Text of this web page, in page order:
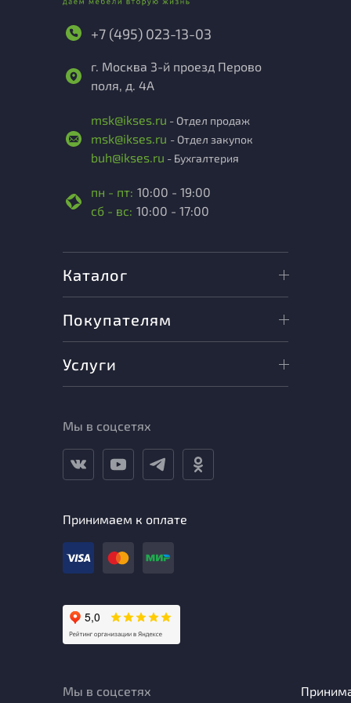
+7 (495) 023-13-03
г. Москва 3-й проезд Перово
поля, д. 4А
msk@ikses.ru - Отдел продаж
msk@ikses.ru - Отдел закупок
buh@ikses.ru - Бухгалтерия
пн - пт: 10:00 - 19:00
сб - вс: 10:00 - 17:00
Каталог
Покупателям
Услуги
Мы в соцсетях
Принимаем к оплате
Мы в соцсетях